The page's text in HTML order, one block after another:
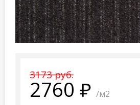
3173 руб.
2760 /м2